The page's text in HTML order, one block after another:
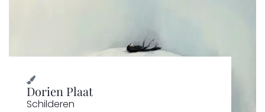
Dorien Plaat
Schilderen